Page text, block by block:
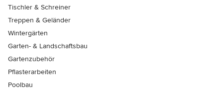
Tischler & Schreiner
Treppen & Geländer
Wintergärten
Garten- & Landschaftsbau
Gartenzubehör
Pflasterarbeiten
Poolbau